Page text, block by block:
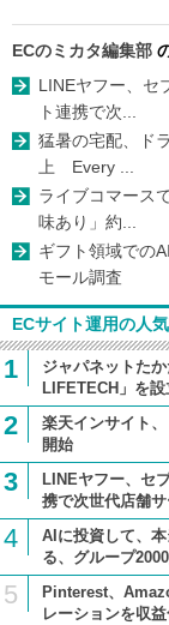
ECのミカタ編集部
LINEヤフー、
ト連携で次...
猛暑の宅配、ド
上 Every ...
ライブコマース
味あり」約...
ギフト領域での
モール調査
ECサイト運用の人
1
ジャパネットた
LIFETECH」を設
2
楽天インサイト
開始
3
LINEヤフー、セ
携で次世代店舗
4
AIに投資して、
る、グループ
5
Pinterest、
レーションを収